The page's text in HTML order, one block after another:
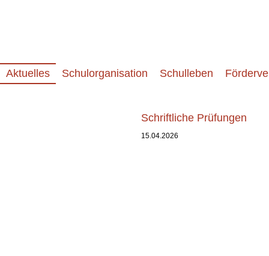
Aktuelles Schulorganisation Schulleben
Schriftliche Prüfungen
15.04.2026